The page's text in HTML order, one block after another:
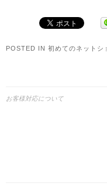
POSTED IN 初めてのネットシ
投
お客様対応について